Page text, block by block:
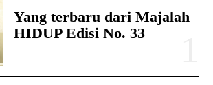
Yang terbaru dari Majalah
HIDUP Edisi No. 33